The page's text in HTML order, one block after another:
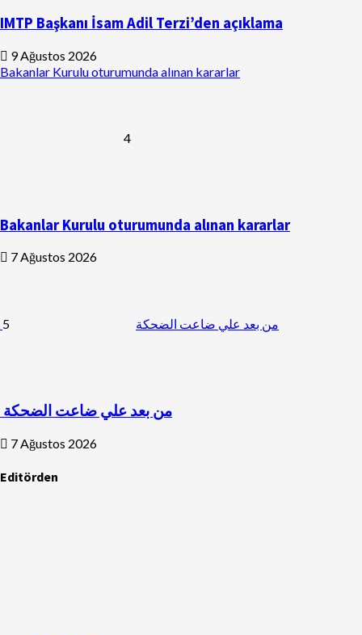
IMTP Başkanı İsam Adil Terzi’den açıklama
9 Ağustos 2026
Bakanlar Kurulu oturumunda alınan kararlar
4
Bakanlar Kurulu oturumunda alınan kararlar
7 Ağustos 2026
من بعد علي ضاعت الضحكة 5
من بعد علي ضاعت الضحكة
7 Ağustos 2026
Editörden